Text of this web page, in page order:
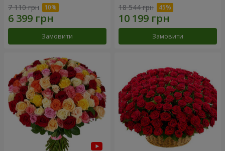
7 110 грн
Замовити
18 544 грн
Замовити